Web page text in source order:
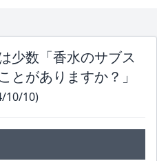
少数「香水のサブス
とがありますか？」
10/10)